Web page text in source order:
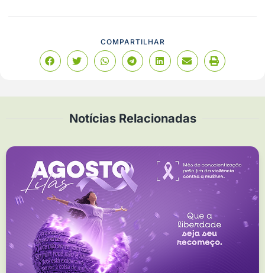
COMPARTILHAR
Notícias Relacionadas